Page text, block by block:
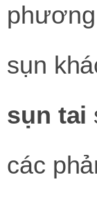
sụn
sụn tai
các